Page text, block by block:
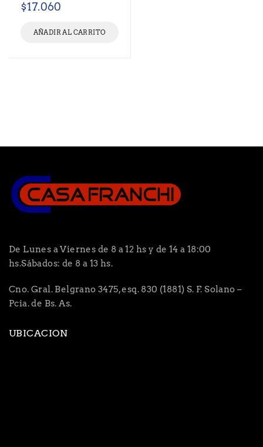
$17.060
AÑADIR AL CARRITO
De Lunes a Viernes de 8 a 12 hs y de 14 a 18:00
hs.Sábados: de 8 a 13 hs.
Cno. Gral. Belgrano 3475, esq. 830 (1881) S. F. Solano –
Pcia. de Bs. As.
UBICACION